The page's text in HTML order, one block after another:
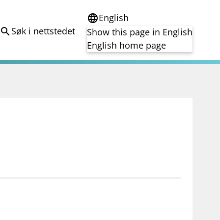
search Søk i nettstedet
languageEnglish
Show this page in English
English home page